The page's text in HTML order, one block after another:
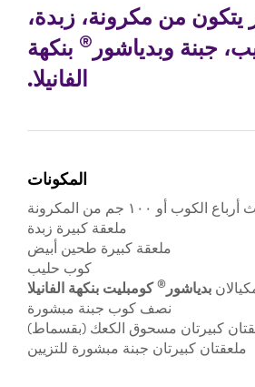
من مكرونة، زبدة،
جبنة وبدياشور ® بنكهة
الفانيلا.
المكونات
الكوب أو ١٠٠ جم من المكرونة
ملعقة كبيرة زبدة
ملعقة كبيرة طحين أبيض
كوب حليب
بدياشور ®كومبليت بنكهة الفانيلا
نصف كوب جبنة مبشورة
كبيرتان مسحوق الكعك (بقسماط)
ملعقتان كبيرتان جبنة مبشورة للتزيين